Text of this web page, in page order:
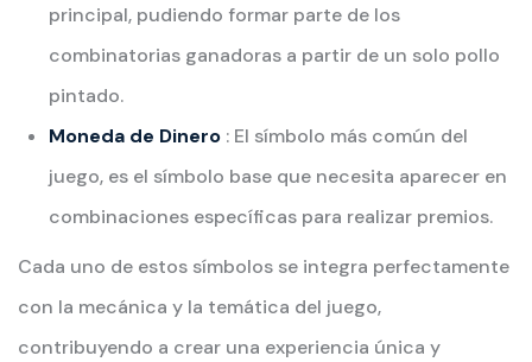
principal, pudiendo formar parte de los
combinatorias ganadoras a partir de un solo pollo
pintado.
Moneda de Dinero : El símbolo más común del
juego, es el símbolo base que necesita aparecer en
combinaciones específicas para realizar premios.
Cada uno de estos símbolos se integra perfectamente
con la mecánica y la temática del juego,
contribuyendo a crear una experiencia única y